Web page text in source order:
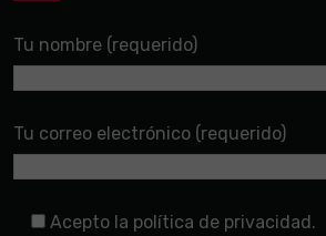
Tu nombre (requerido)
Tu correo electrónico (requerido)
Acepto la política de privacidad.